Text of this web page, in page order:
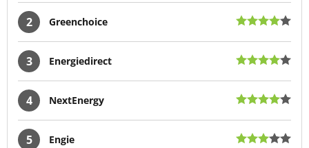
2 Greenchoice
3 Energiedirect
4 NextEnergy
5 Engie